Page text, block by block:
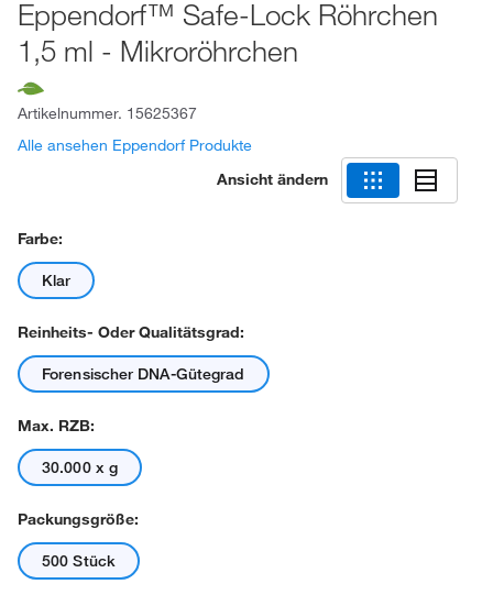
Eppendorf™ Safe-Lock Röhrchen
1,5 ml - Mikroröhrchen
Artikelnummer. 15625367
Alle ansehen Eppendorf Produkte
Ansicht ändern
Farbe:
Klar
Reinheits- Oder Qualitätsgrad:
Forensischer DNA-Gütegrad
Max. RZB:
30.000 x g
Packungsgröße:
500 Stück